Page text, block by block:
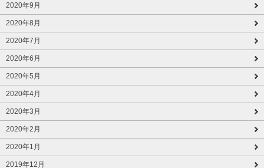
2020年9月
2020年8月
2020年7月
2020年6月
2020年5月
2020年4月
2020年3月
2020年2月
2020年1月
2019年12月